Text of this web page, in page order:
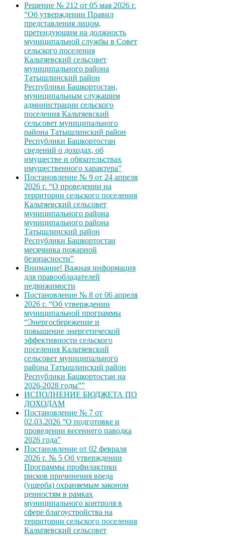
Решение № 212 от 05 мая 2026 г.
“Об утверждении Правил
представления лицом,
претендующим на должность
муниципальной службы в Совет
сельского поселения
Кальтяевский сельсовет
муниципального района
Татышлинский район
Республики Башкортостан,
муниципальным служащим
администрации сельского
поселения Кальтяевский
сельсовет муниципального
района Татышлинский район
Республики Башкортостан
сведений о доходах, об
имуществе и обязательствах
имущественного характера”
Постановление № 9 от 24 апреля
2026 г. “О проведении на
территории сельского поселения
Кальтяевский сельсовет
муниципального района
муниципального района
Татышлинский район
Республики Башкортостан
месячника пожарной
безопасности”
Внимание! Важная информация
для правообладателей
недвижимости
Постановление № 8 от 06 апреля
2026 г. “Об утверждении
муниципальной программы
“Энергосбережение и
повышение энергетической
эффективности сельского
поселения Кальтяевский
сельсовет муниципального
района Татышлинский район
Республики Башкортостан на
2026-2028 годы””
ИСПОЛНЕНИЕ БЮДЖЕТА ПО
ДОХОДАМ
Постановление № 7 от
02.03.2026 “О подготовке и
проведении весеннего паводка
2026 года”
Постановление от 02 февраля
2026 г. № 5 Об утверждении
Программы профилактики
рисков причинения вреда
(ущерба) охраняемым законом
ценностям в рамках
муниципального контроля в
сфере благоустройства на
территории сельского поселения
Кальтяевский сельсовет